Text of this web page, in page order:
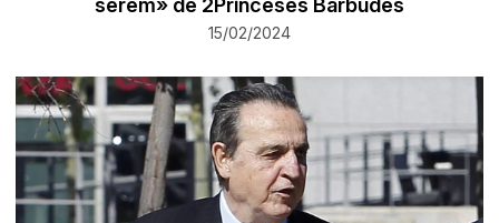
serem» de 2Princeses Barbudes
15/02/2024